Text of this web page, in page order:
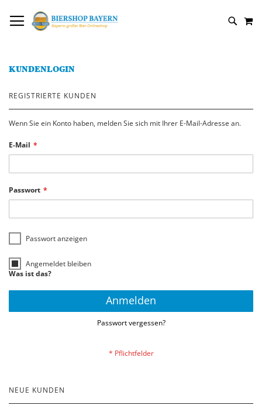
ZUM
INHALT
KUNDENLOGIN
REGISTRIERTE KUNDEN
Wenn Sie ein Konto haben, melden Sie sich mit Ihrer E-Mail-Adresse an.
E-Mail
Passwort
Passwort anzeigen
Angemeldet bleiben
Was ist das?
Anmelden
Passwort vergessen?
NEUE KUNDEN